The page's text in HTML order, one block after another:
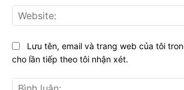
Lưu tên, email và trang web của tôi
cho lần tiếp theo tôi nhận xét.